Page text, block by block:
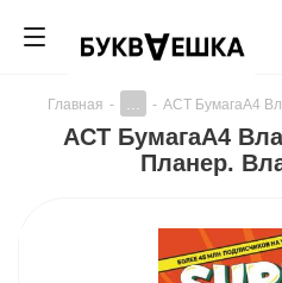
Главная - - АСТ БумагаА4
АСТ БумагаА4
Планер.